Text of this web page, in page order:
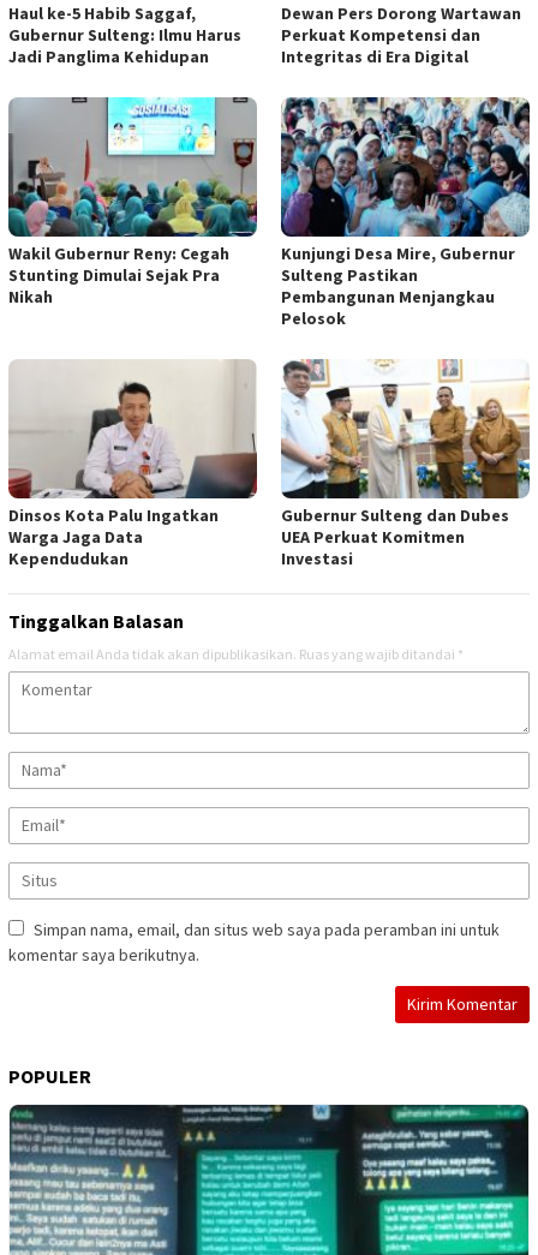
Haul ke-5 Habib Saggaf,
Gubernur Sulteng: Ilmu Harus
Jadi Panglima Kehidupan
Dewan Pers Dorong Wartawan
Perkuat Kompetensi dan
Integritas di Era Digital
Wakil Gubernur Reny: Cegah
Stunting Dimulai Sejak Pra
Nikah
Kunjungi Desa Mire, Gubernur
Sulteng Pastikan
Pembangunan Menjangkau
Pelosok
Dinsos Kota Palu Ingatkan
Warga Jaga Data
Kependudukan
Gubernur Sulteng dan Dubes
UEA Perkuat Komitmen
Investasi
Tinggalkan Balasan
Alamat email Anda tidak akan dipublikasikan. Ruas yang wajib ditandai *
Simpan nama, email, dan situs web saya pada peramban ini untuk
komentar saya berikutnya.
POPULER